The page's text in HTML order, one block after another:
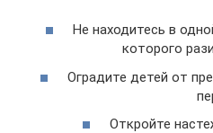
Не находитесь в
которого
Оградите детей от
Откройте